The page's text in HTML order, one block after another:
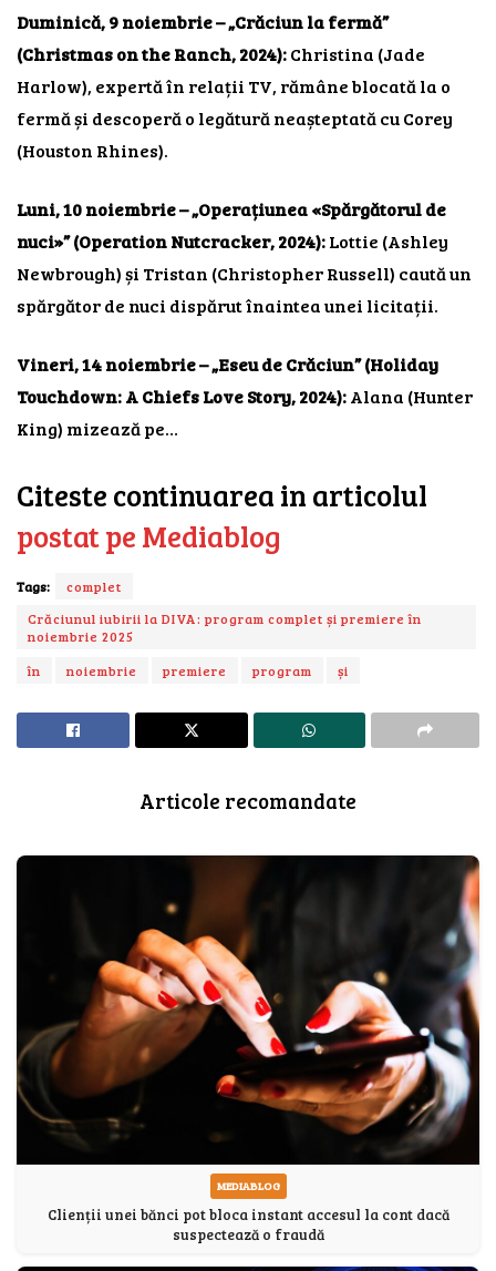
Duminică, 9 noiembrie – „Crăciun la fermă”
(Christmas on the Ranch, 2024):Christina (Jade
Harlow), expertă în relații TV, rămâne blocată la o
fermă și descoperă o legătură neașteptată cu Corey
(Houston Rhines).
Luni, 10 noiembrie – „Operațiunea «Spărgătorul de
nuci»” (Operation Nutcracker, 2024):Lottie (Ashley
Newbrough) și Tristan (Christopher Russell) caută un
spărgător de nuci dispărut înaintea unei licitații.
Vineri, 14 noiembrie – „Eseu de Crăciun” (Holiday
Touchdown: A Chiefs Love Story, 2024):Alana (Hunter
King) mizează pe…
Citeste continuarea in articolul
postat pe Mediablog
Tags:
complet
Crăciunul iubirii la DIVA: program complet și premiere în
noiembrie 2025
în
noiembrie premiere program și
Articole recomandate
MEDIABLOG
Clienții unei bănci pot bloca instant accesul la cont dacă
suspectează o fraudă